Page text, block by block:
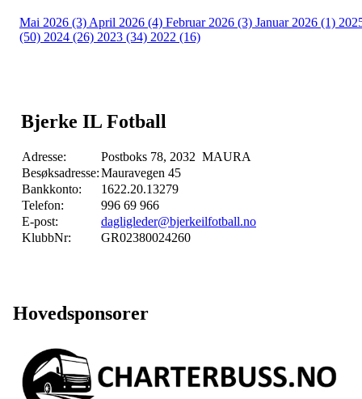
Mai 2026 (3) April 2026 (4) Februar 2026 (3) Januar 2026 (1)
(50) 2024 (26) 2023 (34) 2022 (16)
Bjerke IL Fotball
Adresse:
Postboks 78, 2032 MAURA
Besøksadresse:Mauravegen 45
Bankkonto:
1622.20.13279
Telefon:
996 69 966
E-post:
dagligleder@bjerkeilfotball.no
KlubbNr:
GR02380024260
Hovedsponsorer